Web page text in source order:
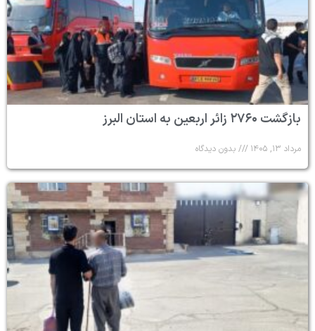
بازگشت ۲۷۶۰ زائر اربعین به استان البرز
مرداد ۱۳, ۱۴۰۵ بدون دیدگاه